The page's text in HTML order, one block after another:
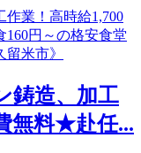
鋳造、加工
無料★赴任...